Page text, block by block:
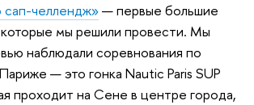
сап-челлендж»— первые большие
мы решили провести. Мы
наблюдали соревнования по
— это гонка Nautic Paris SUP
проходит на Сене в центре города,